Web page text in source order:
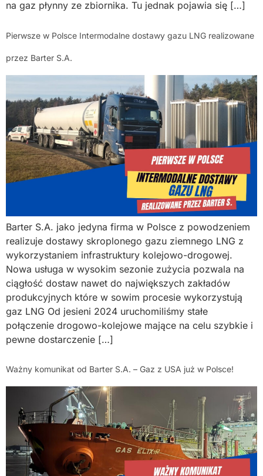
na gaz płynny ze zbiornika. Tu jednak pojawia się […]
Pierwsze w Polsce Intermodalne dostawy gazu LNG realizowane
przez Barter S.A.
Barter S.A. jako jedyna firma w Polsce z powodzeniem
realizuje dostawy skroplonego gazu ziemnego LNG z
wykorzystaniem infrastruktury kolejowo-drogowej.
Nowa usługa w wysokim sezonie zużycia pozwala na
ciągłość dostaw nawet do największych zakładów
produkcyjnych które w sowim procesie wykorzystują
gaz LNG Od jesieni 2024 uruchomiliśmy stałe
połączenie drogowo-kolejowe mające na celu szybkie i
pewne dostarczenie […]
Ważny komunikat od Barter S.A. – Gaz z USA już w Polsce!